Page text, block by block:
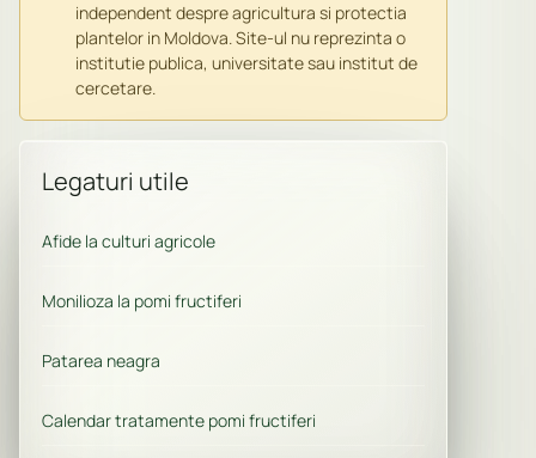
independent despre agricultura si protectia
plantelor in Moldova. Site-ul nu reprezinta o
institutie publica, universitate sau institut de
cercetare.
Legaturi utile
Afide la culturi agricole
Monilioza la pomi fructiferi
Patarea neagra
Calendar tratamente pomi fructiferi